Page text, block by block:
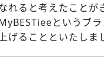
れると考えたことが
というブ
げることといたしま